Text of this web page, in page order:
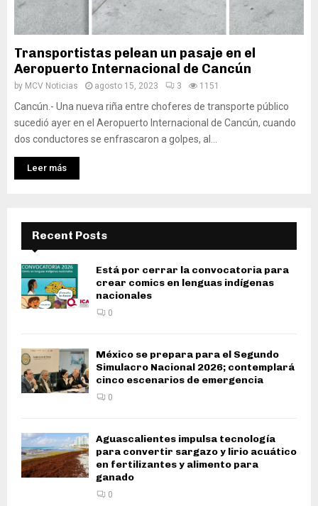
Transportistas pelean un pasaje en el
Aeropuerto Internacional de Cancún
by MCV Noticias agosto 15, 2023 3 1151
Cancún.- Una nueva riña entre choferes de transporte público
sucedió ayer en el Aeropuerto Internacional de Cancún, cuando
dos conductores se enfrascaron a golpes, al...
Leer más
Recent Posts
Está por cerrar la convocatoria para
crear comics en lenguas indígenas
nacionales
0
México se prepara para el Segundo
Simulacro Nacional 2026; contemplará
cinco escenarios de emergencia
0
Aguascalientes impulsa tecnología
para convertir sargazo y lirio acuático
en fertilizantes y alimento para
ganado
0